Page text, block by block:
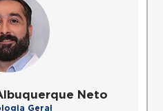
Neto
Geral